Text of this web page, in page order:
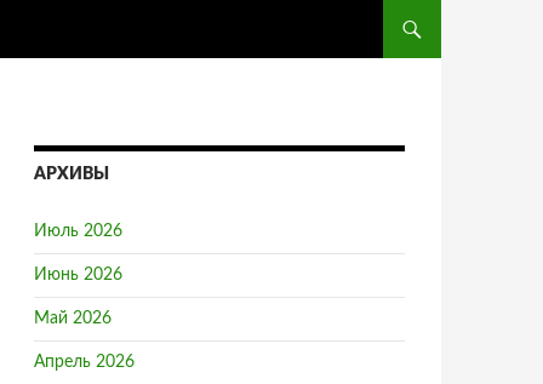
АРХИВЫ
Июль 2026
Июнь 2026
Май 2026
Апрель 2026